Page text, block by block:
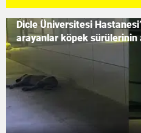
Dicle Üniversitesi
arayanlar köpek sürülerinin